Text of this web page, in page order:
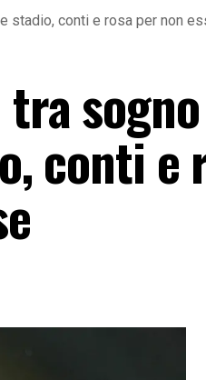
stadio, conti e rosa per non
conti e